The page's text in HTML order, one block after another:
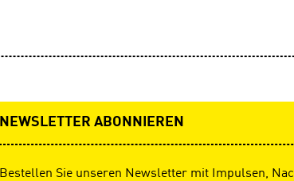
NEWSLETTER ABONNIEREN
Bestellen Sie unseren Newsletter mit Impulsen,